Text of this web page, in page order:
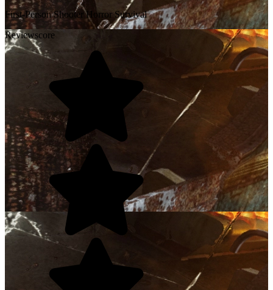
First-Person Shooter Horror Survival
Reviewscore